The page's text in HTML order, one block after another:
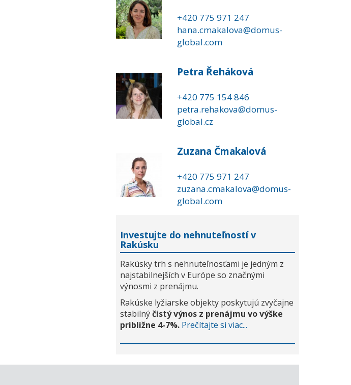
+420 775 971 247
hana.cmakalova@domus-
global.com
Petra Řeháková
+420 775 154 846
petra.rehakova@domus-
global.cz
Zuzana Čmakalová
+420 775 971 247
zuzana.cmakalova@domus-
global.com
Investujte do nehnuteľností v
Rakúsku
Rakúsky trh s nehnuteľnosťami je jedným z
najstabilnejších v Európe so značnými
výnosmi z prenájmu.
Rakúske lyžiarske objekty poskytujú zvyčajne
stabilnýčistý výnos z prenájmu vo výške
približne 4-7%. Prečítajte si viac...